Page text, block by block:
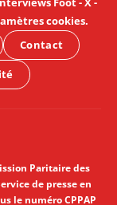
cookies.
Contact
Paritaire des
de presse en
le numéro CPPAP